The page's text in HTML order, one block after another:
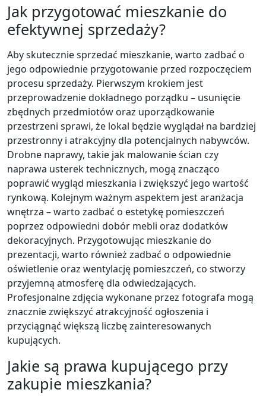
Jak przygotować mieszkanie do
efektywnej sprzedaży?
Aby skutecznie sprzedać mieszkanie, warto zadbać o
jego odpowiednie przygotowanie przed rozpoczęciem
procesu sprzedaży. Pierwszym krokiem jest
przeprowadzenie dokładnego porządku – usunięcie
zbędnych przedmiotów oraz uporządkowanie
przestrzeni sprawi, że lokal będzie wyglądał na bardziej
przestronny i atrakcyjny dla potencjalnych nabywców.
Drobne naprawy, takie jak malowanie ścian czy
naprawa usterek technicznych, mogą znacząco
poprawić wygląd mieszkania i zwiększyć jego wartość
rynkową. Kolejnym ważnym aspektem jest aranżacja
wnętrza – warto zadbać o estetykę pomieszczeń
poprzez odpowiedni dobór mebli oraz dodatków
dekoracyjnych. Przygotowując mieszkanie do
prezentacji, warto również zadbać o odpowiednie
oświetlenie oraz wentylację pomieszczeń, co stworzy
przyjemną atmosferę dla odwiedzających.
Profesjonalne zdjęcia wykonane przez fotografa mogą
znacznie zwiększyć atrakcyjność ogłoszenia i
przyciągnąć większą liczbę zainteresowanych
kupujących.
Jakie są prawa kupującego przy
zakupie mieszkania?